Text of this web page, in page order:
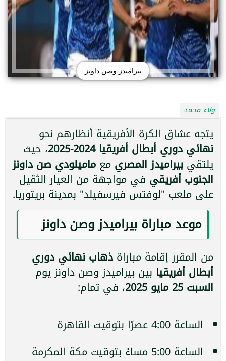
بيراميدز وصن داونز
ولاء محمد
يتجه عشاق الكرة الأفريقية أنظارهم نحو
نهائي دوري أبطال أفريقيا 2024-2025 ، حيث
يلتقي بيراميدز المصري مع ماميلودي صن داونز
الجنوب أفريقي في مواجهة من العيار الثقيل
على ملعب "لوفتس فيرسفيلد" بمدينة بريتوريا.
موعد مباراة بيراميدز وصن داونز
من المقرر إقامة مباراة ذهاب نهائي دوري
أبطال أفريقيا بين بيراميدز وصن داونز يوم
السبت 25 مايو 2025
، في تمام:
الساعة 4:00 عصرًا بتوقيت القاهرة
الساعة 5:00 مساءً بتوقيت مكة المكرمة